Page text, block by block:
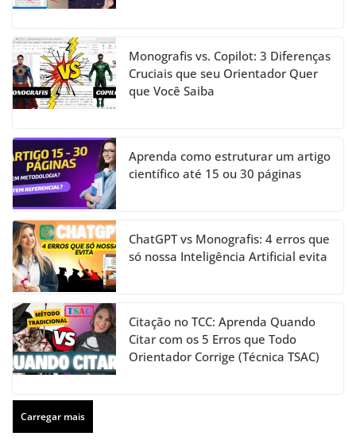
Monografis vs. Copilot: 3 Diferenças
Cruciais que seu Orientador Quer
que Você Saiba
Aprenda como estruturar um artigo
científico até 15 ou 30 páginas
ChatGPT vs Monografis: 4 erros que
só nossa Inteligência Artificial evita
Citação no TCC: Aprenda Quando
Citar com os 5 Erros que Todo
Orientador Corrige (Técnica TSAC)
Carregar mais